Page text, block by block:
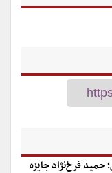
حمید فرخ‌نژاد جایزه